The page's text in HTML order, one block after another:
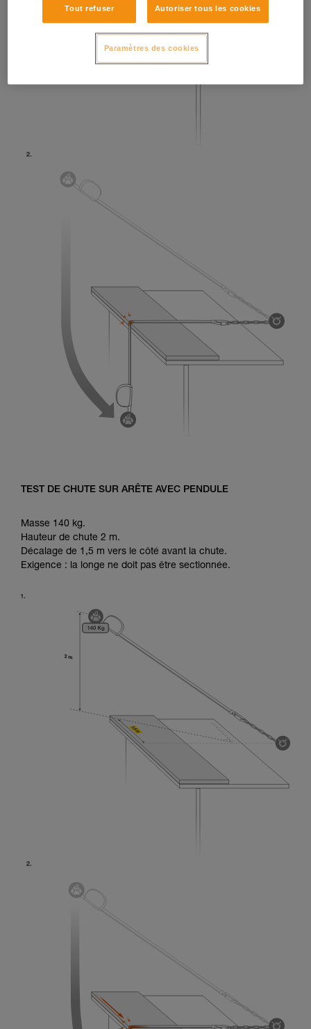
TEST DE CHUTE SUR ARÊTE AVEC PENDULE
Masse 140 kg.
Hauteur de chute 2 m.
Décalage de 1,5 m vers le côté avant la chute.
Exigence : la longe ne doit pas être sectionnée.
Tout refuser Autoriser tous les cookies
Paramètres des cookies